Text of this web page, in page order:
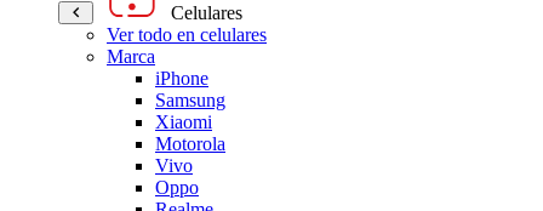
Celulares
Ver todo en celulares
Marca
iPhone
Samsung
Xiaomi
Motorola
Vivo
Oppo